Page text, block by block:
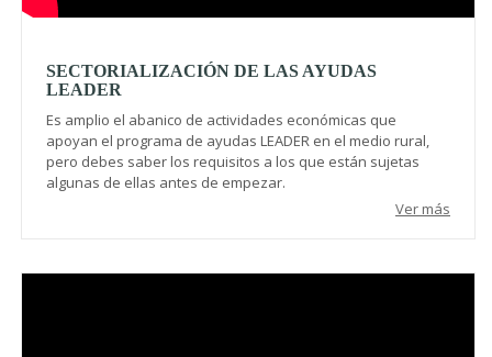
SECTORIALIZACIÓN DE LAS AYUDAS
LEADER
Es amplio el abanico de actividades económicas que
apoyan el programa de ayudas LEADER en el medio rural,
pero debes saber los requisitos a los que están sujetas
algunas de ellas antes de empezar.
Ver más